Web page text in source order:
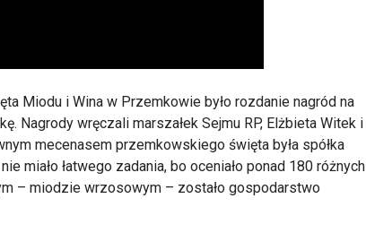
Miodu i Wina w Przemkowie było rozdanie nagród na
Nagrody wręczali marszałek Sejmu RP, Elżbieta Witek i
mecenasem przemkowskiego święta była spółka
miało łatwego zadania, bo oceniało ponad 180 różnych
– miodzie wrzosowym – zostało gospodarstwo